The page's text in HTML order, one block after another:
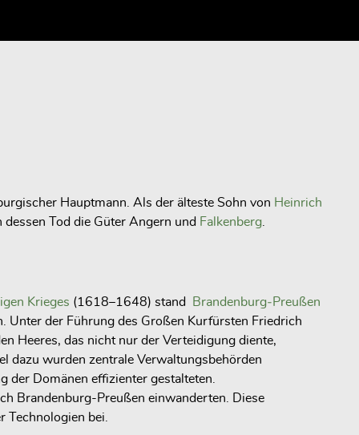
Hauptmann. Als der älteste Sohn von Heinrich
Tod die Güter Angern und Falkenberg.
Krieges (1618–1648) stand
Brandenburg‑Preußen
Unter der Führung des Großen Kurfürsten Friedrich
Heeres, das nicht nur der Verteidigung diente,
dazu wurden zentrale Verwaltungsbehörden
der Domänen effizienter gestalteten.
Brandenburg-Preußen einwanderten. Diese
Technologien bei.